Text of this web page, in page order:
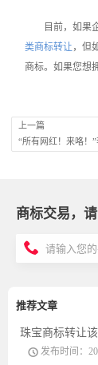
目前，如果企
类商标转让 ，但
商标。如果您想
上一篇
商标交易，
推荐文章
珠宝商标转让
发布时间：